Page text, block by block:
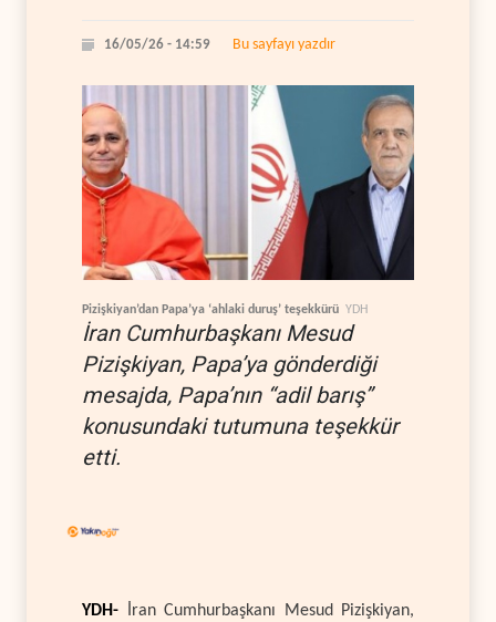
16/05/26 - 14:59 Bu sayfayı yazdır
Pizişkiyan’dan Papa’ya ‘ahlaki duruş’ teşekkürü YDH
İran Cumhurbaşkanı Mesud
Pizişkiyan, Papa’ya gönderdiği
mesajda, Papa’nın “adil barış”
konusundaki tutumuna teşekkür
etti.
YDH- İran Cumhurbaşkanı Mesud Pizişkiyan,